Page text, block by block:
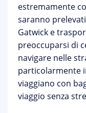
estremamente
saranno
Gatwick e
preoccuparsi di
navigare nelle
particolarmente
viaggiano con
viaggio senza